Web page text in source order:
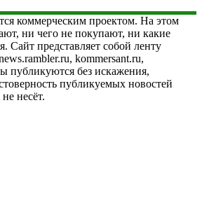
коммерческим проектом. На этом
ни чего не покупают, ни какие
Сайт представляет собой ленту
kommersant.ru,
публикуются без искажения,
публикуемых новостей
несёт.